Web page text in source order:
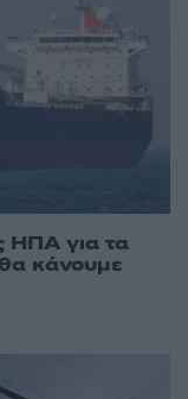
ΗΠΑ για τα
κάνουμε